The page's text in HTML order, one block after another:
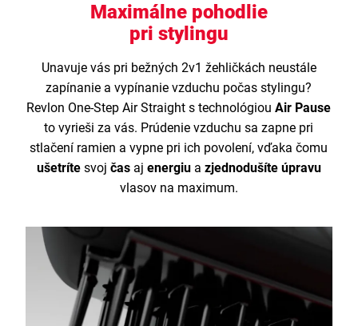
Maximálne pohodlie
pri stylingu
Unavuje vás pri bežných 2v1 žehličkách neustále
zapínanie a vypínanie vzduchu počas stylingu?
Revlon One-Step Air Straight s technológiouAir Pause
to vyrieši za vás. Prúdenie vzduchu sa zapne pri
stlačení ramien a vypne pri ich povolení, vďaka čomu
ušetríte svoj časaj energiu a zjednodušíte úpravu
vlasov na maximum.